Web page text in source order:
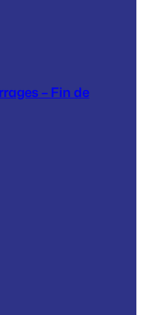
– Fin de